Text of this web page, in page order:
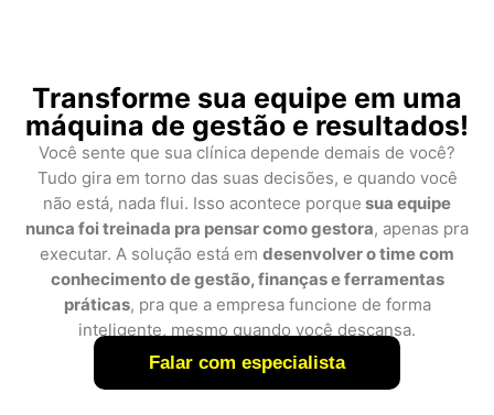
Transforme sua equipe em uma
máquina de gestão e resultados!
Você sente que sua clínica depende demais de você?
Tudo gira em torno das suas decisões, e quando você
não está, nada flui. Isso acontece porque sua equipe
nunca foi treinada pra pensar como gestora, apenas pra
executar. A solução está em desenvolver o time com
conhecimento de gestão, finanças e ferramentas
práticas, pra que a empresa funcione de forma
inteligente, mesmo quando você descansa.
Falar com especialista